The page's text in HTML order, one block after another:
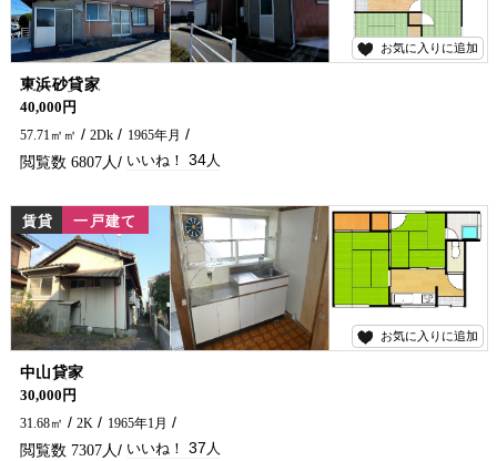
お気に入りに追加
34
東浜砂貸家
浜砂町に貸家でました！ペット飼育できますよ～♪
40,000円
57.71㎡㎡
2Dk 1965年月
6807 34
お気に入りに追加
37
賃貸 一戸建て
中山貸家
★初期費用お得です★
30,000円
31.68㎡
2K 1965年1月
7307 37